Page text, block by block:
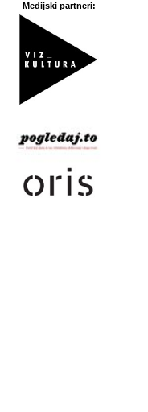
Medijski partneri: